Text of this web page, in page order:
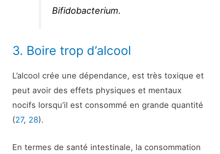
Bifidobacterium.
3. Boire trop d’alcool
L’alcool crée une dépendance, est très toxique et
peut avoir des effets physiques et mentaux
nocifs lorsqu’il est consommé en grande quantité
(27, 28).
En termes de santé intestinale, la consommation